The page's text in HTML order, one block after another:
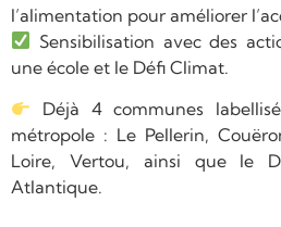
l’alimentation pour améliorer
Sensibilisation avec des
une école et le Défi Climat.
Déjà 4 communes
métropole : Le Pellerin,
Loire, Vertou, ainsi que le
Atlantique.